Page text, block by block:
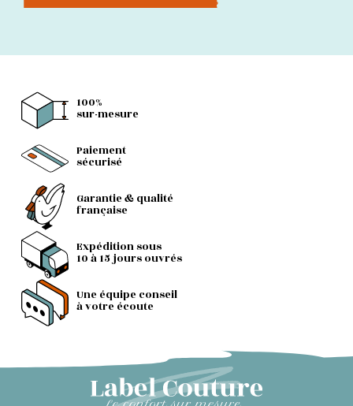
100%
sur-mesure
Paiement
sécurisé
Garantie & qualité
française
Expédition sous
10 à 15 jours ouvrés
Une équipe conseil
à votre écoute